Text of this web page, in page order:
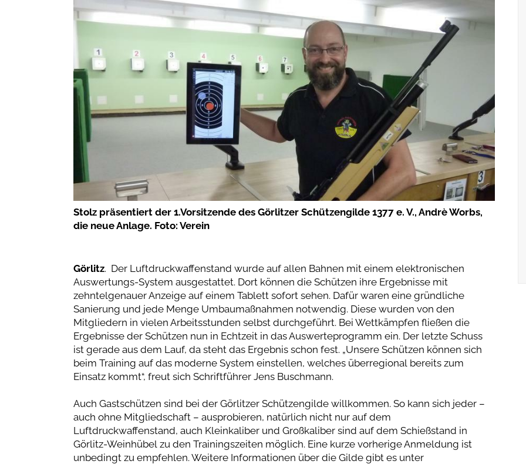
Stolz präsentiert der 1.Vorsitzende des Görlitzer Schützengilde 1377 e. V., Andrè Worbs,
die neue Anlage. Foto: Verein
Görlitz. Der Luftdruckwaffenstand wurde auf allen Bahnen mit einem elektronischen
Auswertungs-System ausgestattet. Dort können die Schützen ihre Ergebnisse mit
zehntelgenauer Anzeige auf einem Tablett sofort sehen. Dafür waren eine gründliche
Sanierung und jede Menge Umbaumaßnahmen notwendig. Diese wurden von den
Mitgliedern in vielen Arbeitsstunden selbst durchgeführt. Bei Wettkämpfen fließen die
Ergebnisse der Schützen nun in Echtzeit in das Auswerteprogramm ein. Der letzte Schuss
ist gerade aus dem Lauf, da steht das Ergebnis schon fest. „Unsere Schützen können sich
beim Training auf das moderne System einstellen, welches überregional bereits zum
Einsatz kommt“, freut sich Schriftführer Jens Buschmann.
Auch Gastschützen sind bei der Görlitzer Schützengilde willkommen. So kann sich jeder –
auch ohne Mitgliedschaft – ausprobieren, natürlich nicht nur auf dem
Luftdruckwaffenstand, auch Kleinkaliber und Großkaliber sind auf dem Schießstand in
Görlitz-Weinhübel zu den Trainingszeiten möglich. Eine kurze vorherige Anmeldung ist
unbedingt zu empfehlen. Weitere Informationen über die Gilde gibt es unter